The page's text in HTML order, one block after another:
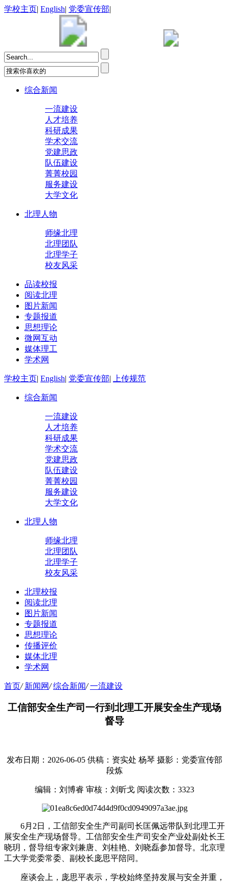
学校主页| English| 党委宣传部|
综合新闻
一流建设
人才培养
科研成果
学术交流
党建思政
队伍建设
菁菁校园
服务建设
大学文化
北理人物
师缘北理
北理团队
北理学子
校友风采
品读校报
阅读北理
图片新闻
专题报道
思想理论
微网互动
媒体理工
学术网
学校主页| English| 党委宣传部| 上传规范
综合新闻
一流建设
人才培养
科研成果
学术交流
党建思政
队伍建设
菁菁校园
服务建设
大学文化
北理人物
师缘北理
北理团队
北理学子
校友风采
北理校报
阅读北理
图片新闻
专题报道
思想理论
传播评价
媒体北理
学术网
首页/ 新闻网/ 综合新闻/ 一流建设
工信部安全生产司一行到北理工开展安全生产现场
督导
发布日期：2026-06-05 供稿：资实处 杨琴 摄影：党委宣传部
段炼
编辑：刘博睿 审核：刘昕戈 阅读次数： 3323
6月2日，工信部安全生产司副司长匡佩远带队到北理工开
展安全生产现场督导。工信部安全生产司安全产业处副处长王
晓玥，督导组专家刘兼唐、刘桂艳、刘晓磊参加督导。北京理
工大学党委常委、副校长庞思平陪同。
座谈会上，庞思平表示，学校始终坚持发展与安全并重，